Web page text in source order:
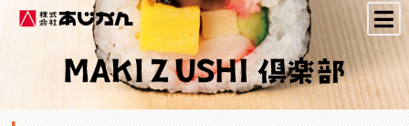
株式会社あじかん